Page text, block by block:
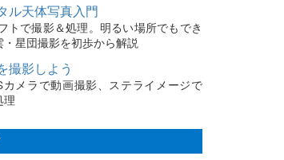
ル天体写真入門
トで撮影＆処理。明るい場所でもでき
・星団撮影を初歩から解説
撮影しよう
カメラで動画撮影、ステライメージで
理